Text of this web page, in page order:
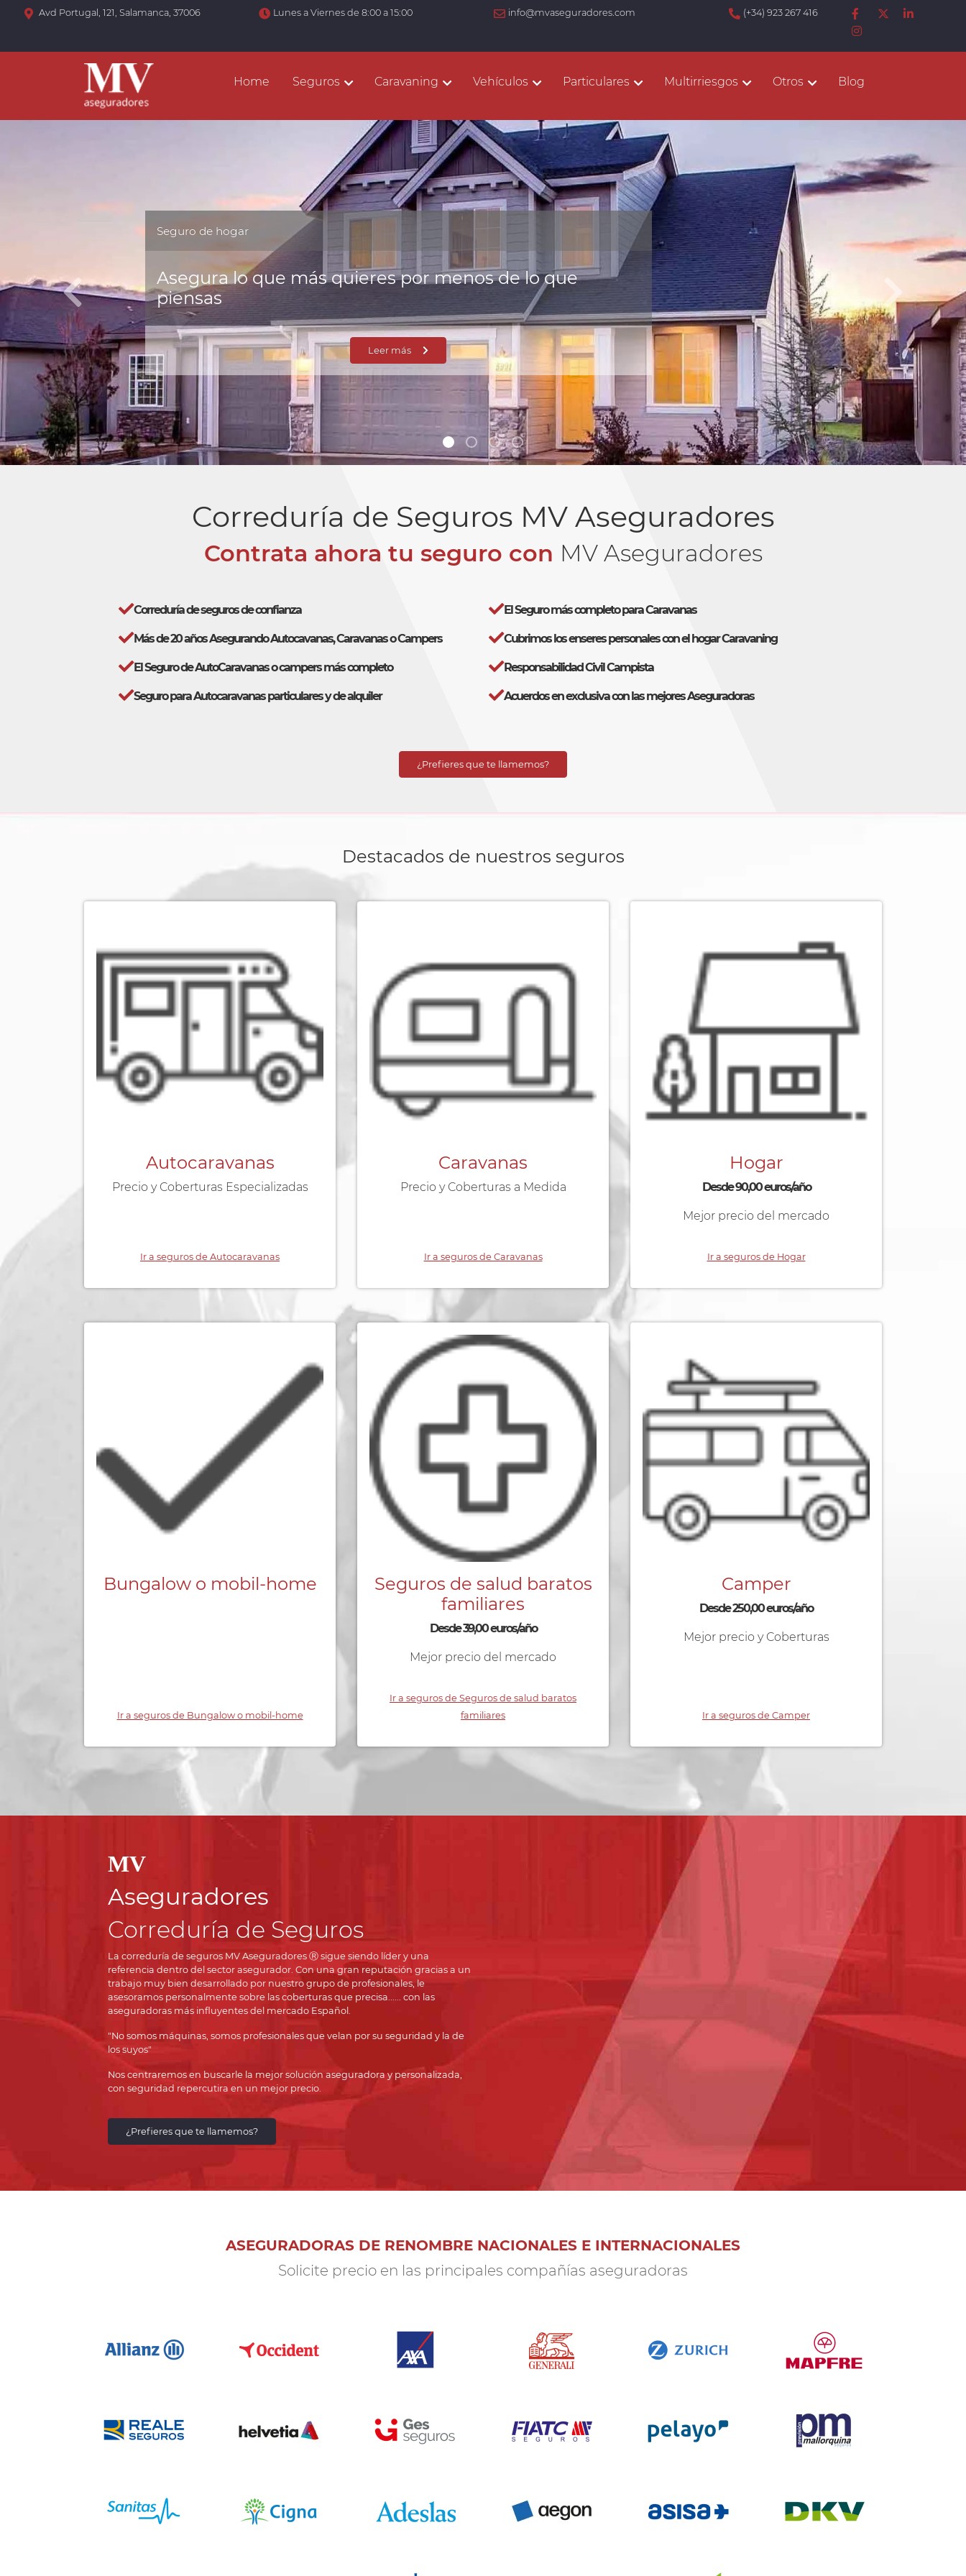
Avd Portugal, 121, Salamanca, 37006 Lunes a Viernes de 8:00 a 15:00 info@mvaseguradores.com (+34) 923 267 416
Home Seguros Caravaning Vehículos Particulares Multirriesgos Otros Blog
Seguro de hogar
Asegura lo que más quieres por menos de lo que
piensas
Leer más
Anterior
Correduría de Seguros MV Aseguradores
Contrata ahora tu seguro con MV Aseguradores
Correduría de seguros de confianza
Más de 20 años Asegurando Autocavanas, Caravanas o Campers
El Seguro de AutoCaravanas o campers más completo
Seguro para Autocaravanas particulares y de alquiler
El Seguro más completo para Caravanas
Cubrimos los enseres personales con el hogar Caravaning
Responsabilidad Civil Campista
Acuerdos en exclusiva con las mejores Aseguradoras
¿Prefieres que te llamemos?
Destacados de nuestros seguros
Autocaravanas
Precio y Coberturas Especializadas
Ir a seguros de Autocaravanas
Caravanas
Precio y Coberturas a Medida
Ir a seguros de Caravanas
Hogar
Desde 90,00 euros/año
Mejor precio del mercado
Ir a seguros de Hogar
Bungalow o mobil-home
Ir a seguros de Bungalow o mobil-home
Seguros de salud baratos
familiares
Desde 39,00 euros/año
Mejor precio del mercado
Ir a seguros de Seguros de salud baratos
familiares
Camper
Desde 250,00 euros/año
Mejor precio y Coberturas
Ir a seguros de Camper
MV
Aseguradores
Correduría de Seguros
La correduría de seguros MV Aseguradores Ⓡ sigue siendo líder y una
referencia dentro del sector asegurador. Con una gran reputación gracias a un
trabajo muy bien desarrollado por nuestro grupo de profesionales, le
asesoramos personalmente sobre las coberturas que precisa...... con las
aseguradoras más influyentes del mercado Español.
"No somos máquinas, somos profesionales que velan por su seguridad y la de
los suyos"
Nos centraremos en buscarle la mejor solución aseguradora y personalizada,
con seguridad repercutira en un mejor precio.
¿Prefieres que te llamemos?
ASEGURADORAS DE RENOMBRE NACIONALES E INTERNACIONALES
Solicite precio en las principales compañías aseguradoras